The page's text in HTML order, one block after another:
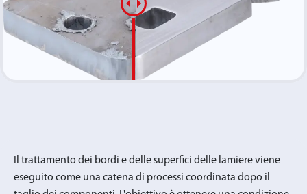
Il trattamento dei bordi e delle superfici delle lamiere viene
eseguito come una catena di processi coordinata dopo il